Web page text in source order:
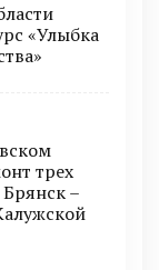
«Улыбка
трех
–